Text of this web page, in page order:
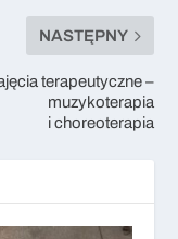
NASTĘPNY
terapeutyczne –
muzykoterapia
i choreoterapia